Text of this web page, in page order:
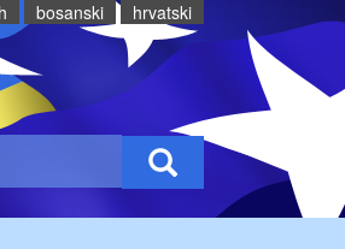
bosanski hrvatski